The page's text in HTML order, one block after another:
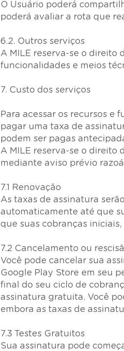
O Usuário poderá
poderá avaliar a rota que
6.2. Outros serviços
A MILE reserva-se o direito
funcionalidades e meios
7. Custo dos serviços
Para acessar os recursos e
pagar uma taxa de
podem ser pagas
A MILE reserva-se o direito
mediante aviso prévio
7.1 Renovação
As taxas de assinatura
automaticamente até que
que suas cobranças
7.2 Cancelamento ou
Você pode cancelar sua
Google Play Store em seu
final do seu ciclo de
assinatura gratuita. Você
embora as taxas de
7.3 Testes Gratuitos
Sua assinatura pode